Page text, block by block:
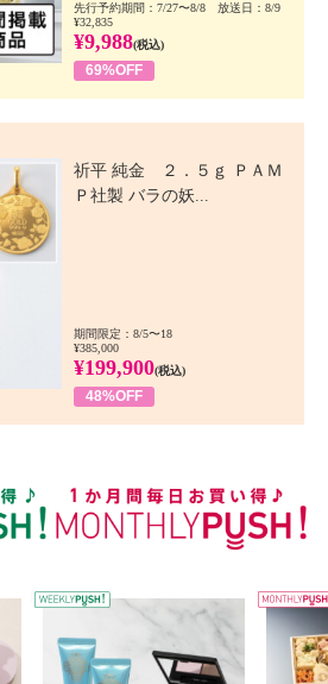
先行予約期間：7/27〜8/8 放送日：8/9
¥32,835
¥9,988(税込)
69%OFF
祈平 純金 ２．５ｇ ＰＡＭ
Ｐ社製 バラの妖...
期間限定：8/5〜18
¥385,000
¥199,900(税込)
48%OFF
WEEKLY PUSH